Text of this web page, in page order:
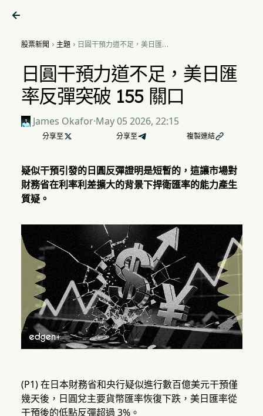

股票新聞  主題 日圓干預力道不足，美日匯率
日圓干預力道不足，美日匯
率反彈突破 155 關口
James Okafor·May 05 2026, 22:15
分享至  分享至 複製連結
疑似干預引發的日圓反彈證明是短暫的，這讓市場對
財務省在利率利差擴大的背景下捍衛匯率的能力產生
質疑。
(P1) 在日本財務省和央行疑似進行數百億美元干預僅
幾天後，日圓兌主要貨幣匯率恢復下跌，美日匯率從
干預後的低點反彈超過 3%。